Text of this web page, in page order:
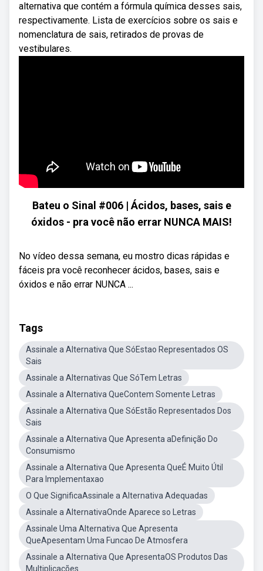
alternativa que contém a fórmula química desses sais,
respectivamente. Lista de exercícios sobre os sais e
nomenclatura de sais, retirados de provas de
vestibulares.
Bateu o Sinal #006 | Ácidos, bases, sais e
óxidos - pra você não errar NUNCA MAIS!
No vídeo dessa semana, eu mostro dicas rápidas e
fáceis pra você reconhecer ácidos, bases, sais e
óxidos e não errar NUNCA ...
Tags
Assinale a Alternativa Que SóEstao Representados OS
Sais
Assinale a Alternativas Que SóTem Letras
Assinale a Alternativa QueContem Somente Letras
Assinale a Alternativa Que SóEstão Representados Dos
Sais
Assinale a Alternativa Que Apresenta aDefinição Do
Consumismo
Assinale a Alternativa Que Apresenta QueÉ Muito Útil
Para Implementaxao
O Que SignificaAssinale a Alternativa Adequadas
Assinale a AlternativaOnde Aparece so Letras
Assinale Uma Alternativa Que Apresenta
QueApesentam Uma Funcao De Atmosfera
Assinale a Alternativa Que ApresentaOS Produtos Das
Multiplicações